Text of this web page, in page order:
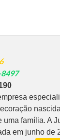
uma família. A
em junho de